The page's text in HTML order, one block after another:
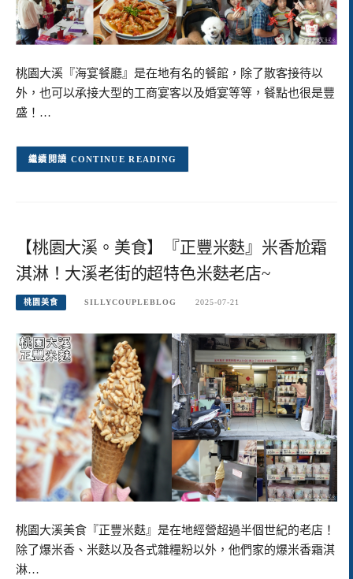
桃園大溪『海宴餐廳』是在地有名的餐館，除了散客接待以
外，也可以承接大型的工商宴客以及婚宴等等，餐點也很是豐
盛！…
CONTINUE READING
【桃園大溪。美食】『正豐米麩』米香尬霜
淇淋！大溪老街的超特色米麩老店~
桃園美食 SILLYCOUPLEBLOG 2025-07-21
桃園大溪美食『正豐米麩』是在地經營超過半個世紀的老店！
除了爆米香、米麩以及各式雜糧粉以外，他們家的爆米香霜淇
淋…